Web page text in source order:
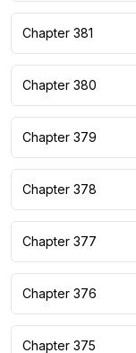
Chapter 381
Chapter 380
Chapter 379
Chapter 378
Chapter 377
Chapter 376
Chapter 375